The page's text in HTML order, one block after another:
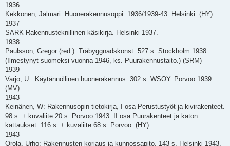
1936
Kekkonen, Jalmari: Huonerakennusoppi. 1936/1939-43. Helsinki. (HY)
1937
SARK Rakennusteknillinen käsikirja. Helsinki 1937.
1938
Paulsson, Gregor (red.): Träbyggnadskonst. 527 s. Stockholm 1938.
(Ilmestynyt suomeksi vuonna 1946, ks. Puurakennustaito.) (SRM)
1939
Varjo, U.: Käytännöllinen huonerakennus. 302 s. WSOY. Porvoo 1939.
(MV)
1943
Keinänen, W: Rakennusopin tietokirja, I osa Perustustyöt ja kivirakenteet.
98 s. + kuvaliite 20 s. Porvoo 1943. II osa Puurakenteet ja katon
kattaukset. 116 s. + kuvaliite 68 s. Porvoo. (HY)
1943
Orola, Urho: Rakennusten korjaus ja kunnossapito. 143 s. Helsinki 1943.